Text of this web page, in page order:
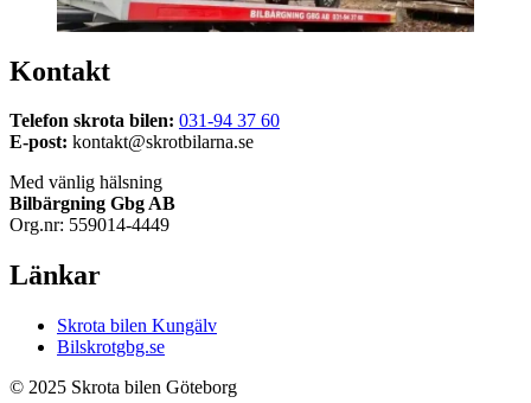
Kontakt
Telefon skrota bilen: 031-94 37 60
E-post: kontakt@skrotbilarna.se
Med vänlig hälsning
Bilbärgning Gbg AB
Org.nr: 559014-4449
Länkar
Skrota bilen Kungälv
Bilskrotgbg.se
© 2025 Skrota bilen Göteborg